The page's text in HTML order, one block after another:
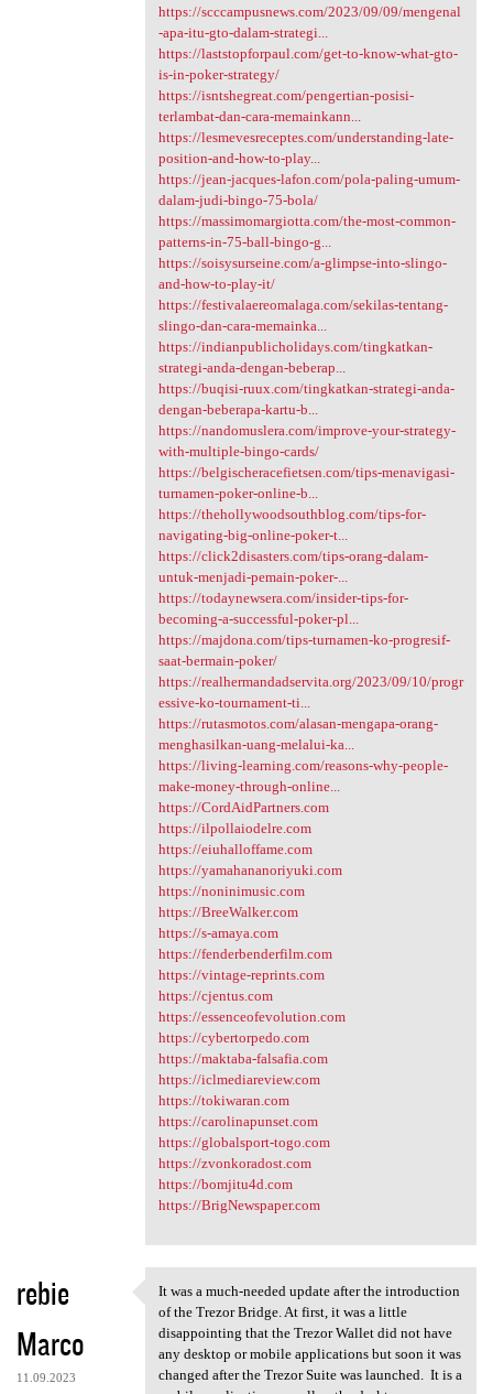
https://scccampusnews.com/2023/09/09/mengenal
-apa-itu-gto-dalam-strategi...
https://laststopforpaul.com/get-to-know-what-gto-
is-in-poker-strategy/
https://isntshegreat.com/pengertian-posisi-
terlambat-dan-cara-memainkann...
https://lesmevesreceptes.com/understanding-late-
position-and-how-to-play...
https://jean-jacques-lafon.com/pola-paling-umum-
dalam-judi-bingo-75-bola/
https://massimomargiotta.com/the-most-common-
patterns-in-75-ball-bingo-g...
https://soisysurseine.com/a-glimpse-into-slingo-
and-how-to-play-it/
https://festivalaereomalaga.com/sekilas-tentang-
slingo-dan-cara-memainka...
https://indianpublicholidays.com/tingkatkan-
strategi-anda-dengan-beberap...
https://buqisi-ruux.com/tingkatkan-strategi-anda-
dengan-beberapa-kartu-b...
https://nandomuslera.com/improve-your-strategy-
with-multiple-bingo-cards/
https://belgischeracefietsen.com/tips-menavigasi-
turnamen-poker-online-b...
https://thehollywoodsouthblog.com/tips-for-
navigating-big-online-poker-t...
https://click2disasters.com/tips-orang-dalam-
untuk-menjadi-pemain-poker-...
https://todaynewsera.com/insider-tips-for-
becoming-a-successful-poker-pl...
https://majdona.com/tips-turnamen-ko-progresif-
saat-bermain-poker/
https://realhermandadservita.org/2023/09/10/progr
essive-ko-tournament-ti...
https://rutasmotos.com/alasan-mengapa-orang-
menghasilkan-uang-melalui-ka...
https://living-learning.com/reasons-why-people-
make-money-through-online...
https://CordAidPartners.com
https://ilpollaiodelre.com
https://eiuhalloffame.com
https://yamahananoriyuki.com
https://noninimusic.com
https://BreeWalker.com
https://s-amaya.com
https://fenderbenderfilm.com
https://vintage-reprints.com
https://cjentus.com
https://essenceofevolution.com
https://cybertorpedo.com
https://maktaba-falsafia.com
https://iclmediareview.com
https://tokiwaran.com
https://carolinapunset.com
https://globalsport-togo.com
https://zvonkoradost.com
https://bomjitu4d.com
https://BrigNewspaper.com
rebie
Marco
11.09.2023
It was a much-needed update
It was a much-needed update after the introduction
of the Trezor Bridge. At first, it was a little
disappointing that the Trezor Wallet did not have
any desktop or mobile applications but soon it was
changed after the Trezor Suite was launched. It is a